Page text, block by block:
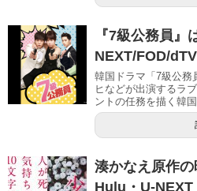
『7級公務員
NEXT/FOD/
韓国ドラマ「7級公務
ヒなどが出演するラ
ントの任務を描く韓
湊かなえ原作
Hulu・U-